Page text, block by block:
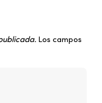
Los campos